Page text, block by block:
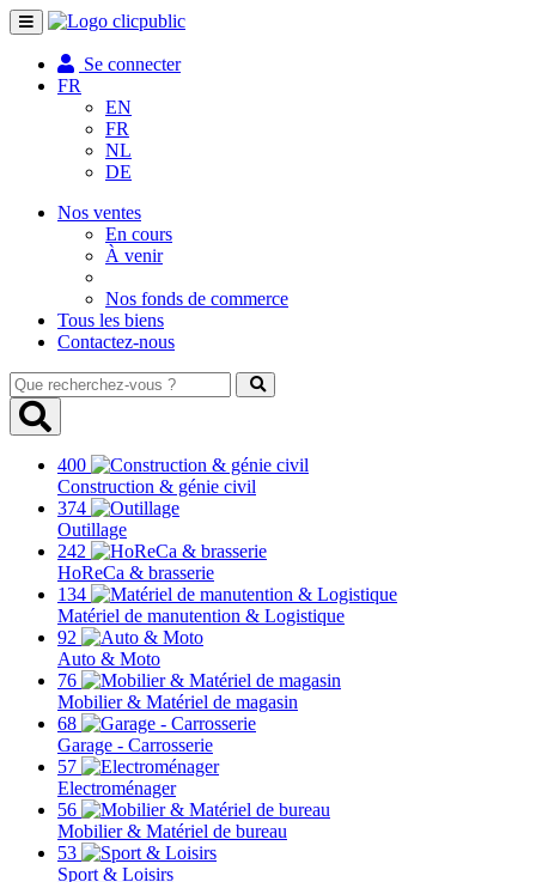
Toggle
navigation
Se connecter
FR
EN
FR
NL
DE
Nos ventes
En cours
À venir
Nos fonds de commerce
Tous les biens
Contactez-nous
Que
recherchez-
vous
400
Construction & génie civil
374
Outillage
242
HoReCa & brasserie
134
Matériel de manutention & Logistique
92
Auto & Moto
76
Mobilier & Matériel de magasin
68
Garage - Carrosserie
57
Electroménager
56
Mobilier & Matériel de bureau
53
Sport & Loisirs